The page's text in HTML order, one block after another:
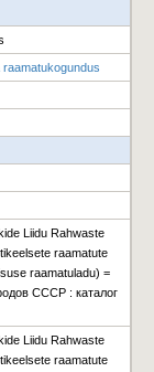
Liidu Rahwaste
raamatute
raamatuladu) =
СССР : каталог
Liidu Rahwaste
raamatute